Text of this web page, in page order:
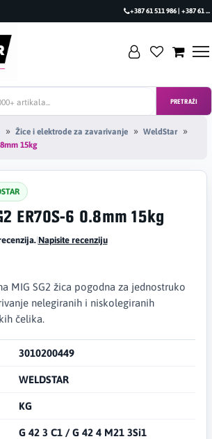
+387 61 511 986 | +387 61 493 470
PRETRAŽI
Žice i elektrode za zavarivanje
WeldStar
15kg
ER70S-6 0.8mm 15kg
|Napisite recenziju
MIG SG2 žica pogodna za jednostruko
nelegiranih i niskolegiranih
čelika.
3010200449
WELDSTAR
KG
G 42 3 C1 / G 42 4 M21 3Si1